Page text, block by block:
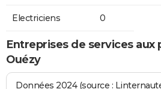
Electriciens 0
Entreprises de services aux
Ouézy
Données 2024 (source :